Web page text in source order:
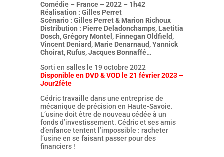
Comédie – France – 2022 – 1h42
Réalisation : Gilles Perret
Scénario : Gilles Perret & Marion Richoux
Distribution : Pierre Deladonchamps, Laetitia
Dosch, Grégory Montel, Finnegan Oldfield,
Vincent Deniard, Marie Denarnaud, Yannick
Choirat, Rufus, Jacques Bonnaffé…
Sorti en salles le 19 octobre 2022
Disponible en DVD & VOD le 21 février 2023 –
Jour2fête
Cédric travaille dans une entreprise de
mécanique de précision en Haute-Savoie.
L’usine doit être de nouveau cédée à un
fonds d’investissement. Cédric et ses amis
d’enfance tentent l’impossible : racheter
l’usine en se faisant passer pour des
financiers !